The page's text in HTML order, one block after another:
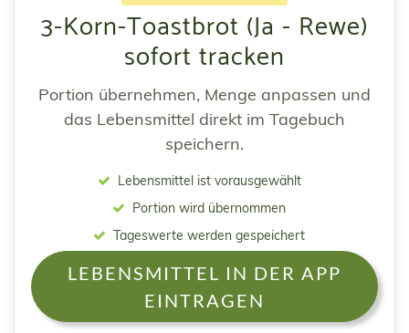
3-Korn-Toastbrot (Ja - Rewe)
sofort tracken
Portion übernehmen, Menge anpassen und
das Lebensmittel direkt im Tagebuch
speichern.
Lebensmittel ist vorausgewählt
Portion wird übernommen
Tageswerte werden gespeichert
LEBENSMITTEL IN DER APP
EINTRAGEN